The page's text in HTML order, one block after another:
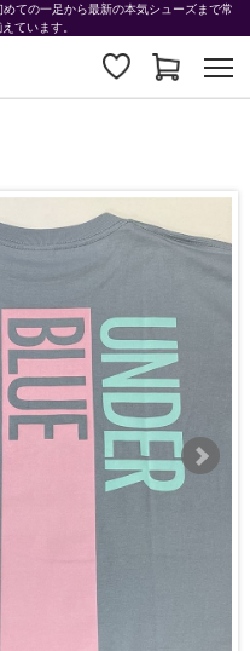
ての一足から最新の本気シューズまで常
ています。